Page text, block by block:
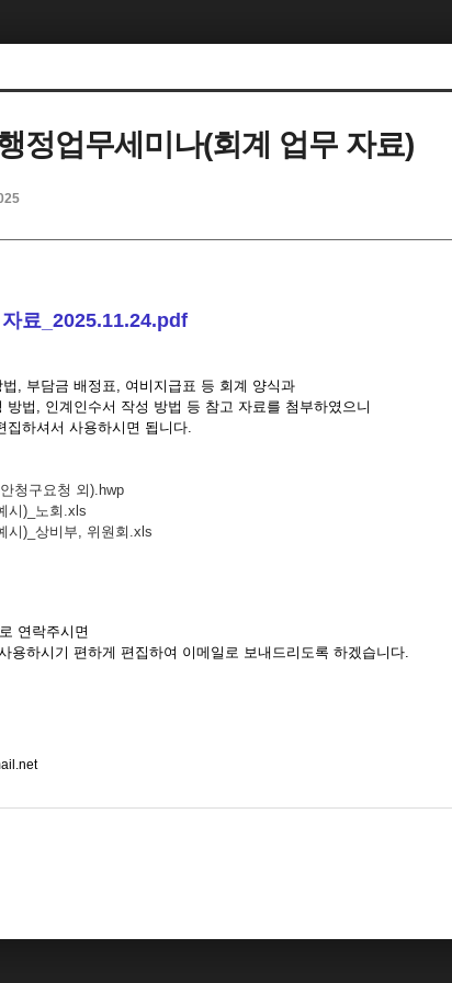
정업무세미나(회계 업무 자료)
료_2025.11.24.pdf
, 부담금 배정표, 여비지급표 등 회계 양식과
법, 인계인수서 작성 방법 등 참고 자료를 첨부하였으니
집하셔서 사용하시면 됩니다.
청구요청 외).hwp
시)_노회.xls
시)_상비부, 위원회.xls
연락주시면
용하시기 편하게 편집하여 이메일로 보내드리도록 하겠습니다.